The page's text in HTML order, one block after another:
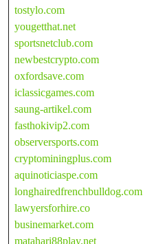
tostylo.com
yougetthat.net
sportsnetclub.com
newbestcrypto.com
oxfordsave.com
iclassicgames.com
saung-artikel.com
fasthokivip2.com
observersports.com
cryptominingplus.com
aquinoticiaspe.com
longhairedfrenchbulldog.com
lawyersforhire.co
businemarket.com
matahari88play.net